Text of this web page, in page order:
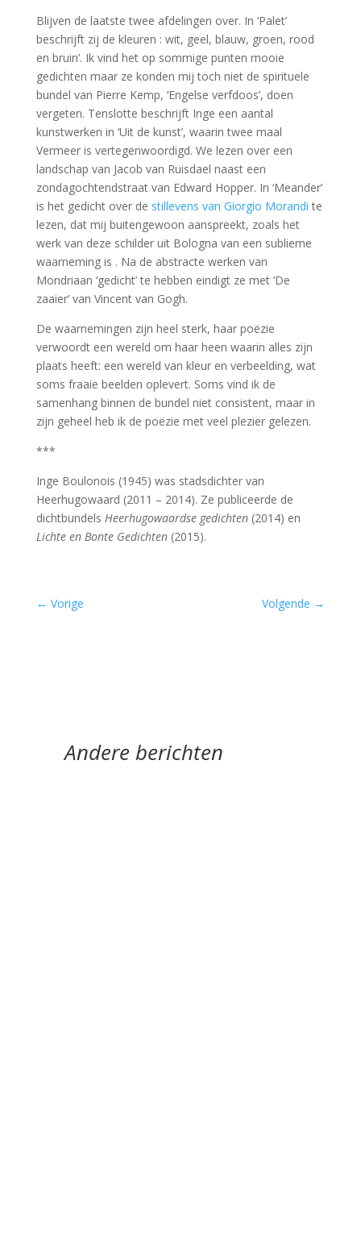
Blijven de laatste twee afdelingen over. In ‘Palet’
beschrijft zij de kleuren : wit, geel, blauw, groen, rood
en bruin’. Ik vind het op sommige punten mooie
gedichten maar ze konden mij toch niet de spirituele
bundel van Pierre Kemp, ‘Engelse verfdoos’, doen
vergeten. Tenslotte beschrijft Inge een aantal
kunstwerken in ‘Uit de kunst’, waarin twee maal
Vermeer is vertegenwoordigd. We lezen over een
landschap van Jacob van Ruisdael naast een
zondagochtendstraat van Edward Hopper. In ‘Meander’
is het gedicht over de stillevens van Giorgio Morandi te
lezen, dat mij buitengewoon aanspreekt, zoals het
werk van deze schilder uit Bologna van een sublieme
waarneming is . Na de abstracte werken van
Mondriaan ‘gedicht’ te hebben eindigt ze met ‘De
zaaier’ van Vincent van Gogh.
De waarnemingen zijn heel sterk, haar poëzie
verwoordt een wereld om haar heen waarin alles zijn
plaats heeft: een wereld van kleur en verbeelding, wat
soms fraaie beelden oplevert. Soms vind ik de
samenhang binnen de bundel niet consistent, maar in
zijn geheel heb ik de poëzie met veel plezier gelezen.
***
Inge Boulonois (1945) was stadsdichter van
Heerhugowaard (2011 – 2014). Ze publiceerde de
dichtbundels Heerhugowaardse gedichten(2014) en
Lichte en Bonte Gedichten(2015).
← Vorige Volgende →
Andere berichten